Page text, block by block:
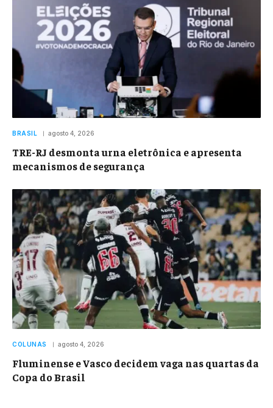
BRASIL agosto 4, 2026
TRE-RJ desmonta urna eletrônica e apresenta
mecanismos de segurança
COLUNAS agosto 4, 2026
Fluminense e Vasco decidem vaga nas quartas da
Copa do Brasil